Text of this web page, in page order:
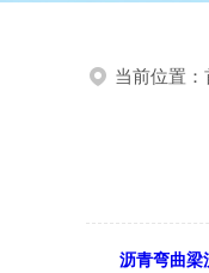
当前位置：
沥青弯曲梁